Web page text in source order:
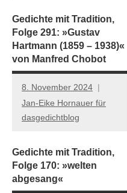
Gedichte mit Tradition,
Folge 291: »Gustav
Hartmann (1859 – 1938)«
von Manfred Chobot
8. November 2024
Jan-Eike Hornauer für
dasgedichtblog
Gedichte mit Tradition,
Folge 170: »welten
abgesang«